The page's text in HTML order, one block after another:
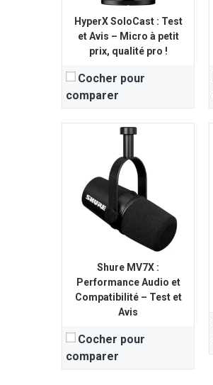
HyperX SoloCast : Test
et Avis – Micro à petit
prix, qualité pro !
Cocher pour
comparer
Shure MV7X :
Performance Audio et
Compatibilité – Test et
Avis
Cocher pour
comparer